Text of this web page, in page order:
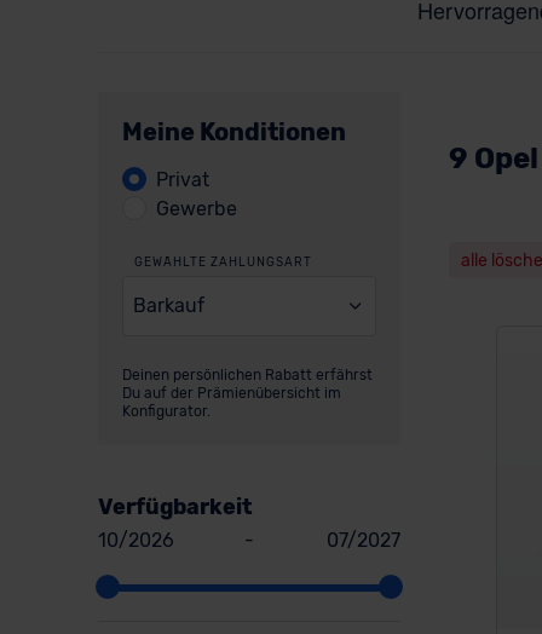
Meine Konditionen
Privat
Gewerbe
GEWÄHLTE ZAHLUNGSART
Barkauf
Deinen persönlichen Rabatt erfährst
Du auf der Prämienübersicht im
Konfigurator.
Verfügbarkeit
10/2026 - 07/2027
9
alle